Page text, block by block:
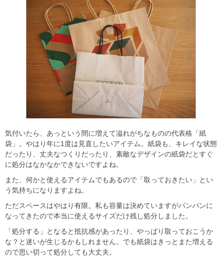
気付いたら、あっという間に増えて溢れがちなものの代表格「紙
袋」。やはり年に1度は見直したいアイテム。紙袋も、キレイな状態
だったり、丈夫なつくりだったり、素敵なデザインの紙袋だとすぐ
に処分はなかなかできないですよね。
また、何かと使えるアイテムでもあるので「取っておきたい」とい
う気持ちになりますよね。
ただスペースはやはり有限。私も容量は決めていますがパンパンに
なってきたので本当に使えるサイズだけ残し処分しました。
「処分する」となると抵抗感があったり、やっぱり取っておこうか
な？と迷いが生じるかもしれません。でも紙袋はきっとまた増える
ので思い切って処分しても大丈夫。